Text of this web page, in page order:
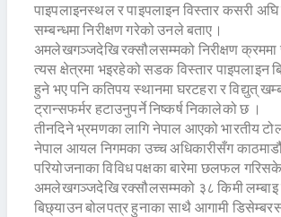
पाइपलाइनस्थल र पाइपलाइन विस्तार कसरी
सम्बन्धमा निरीक्षण गरेको उनले बताए।
अमलेखगञ्जदेखि रक्सौलसम्मको निरीक्षण
त्यस क्षेत्रमा भइरहेको सडक विस्तार पाइपलाइन
हुने भए पनि कतिपय स्थानमा घरटहरा र विद्युत्
ट्रान्सफर्मर हटाउनुपर्ने निष्कर्ष निकालेको छ ।
तीनदिने भ्रमणका लागि नेपाल आएको भारतीय
नेपाल आयल निगमका उच्च अधिकारीसँग
परियोजनाका विविध पक्षका बारेमा छलफल
अमलेखगञ्जदेखि रक्सौलसम्मको ३८ किमी लम्बाइ
बिछ्याउन बोलपत्र हुनाका साथै आगामी